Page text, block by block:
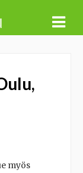
myös